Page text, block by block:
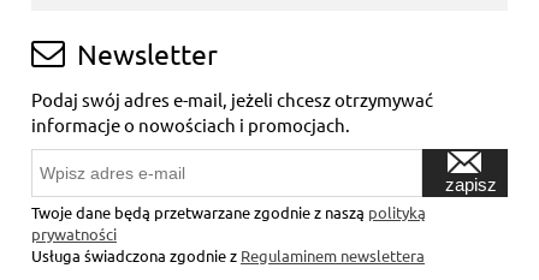
Newsletter
Podaj swój adres e-mail, jeżeli chcesz otrzymywać
informacje o nowościach i promocjach.
zapisz
Twoje dane będą przetwarzane zgodnie z naszą polityką
prywatności
Usługa świadczona zgodnie z Regulaminem newslettera